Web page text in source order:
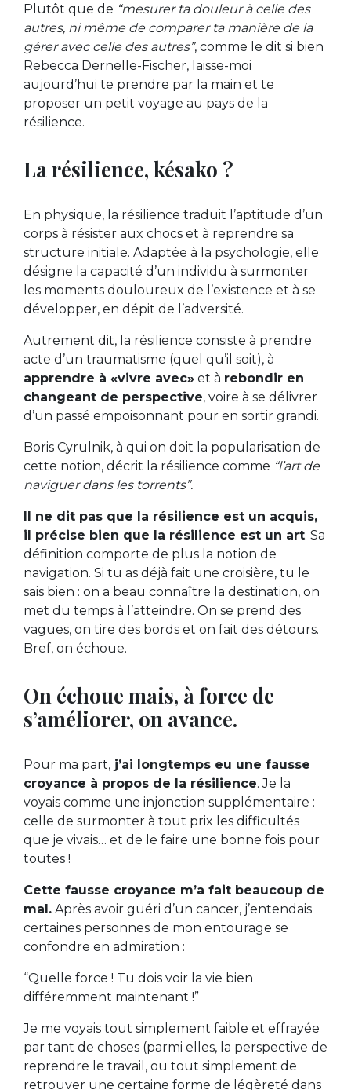
Plutôt que de “mesurer ta douleur à celle des
autres, ni même de comparer ta manière de la
gérer avec celle des autres”, comme le dit si bien
Rebecca Dernelle-Fischer, laisse-moi
aujourd’hui te prendre par la main et te
proposer un petit voyage au pays de la
résilience.
La résilience, késako ?
En physique, la résilience traduit l’aptitude d’un
corps à résister aux chocs et à reprendre sa
structure initiale. Adaptée à la psychologie, elle
désigne la capacité d’un individu à surmonter
les moments douloureux de l’existence et à se
développer, en dépit de l’adversité.
Autrement dit, la résilience consiste à prendre
acte d’un traumatisme (quel qu’il soit), à
apprendre à «vivre avec» et à rebondir en
changeant de perspective, voire à se délivrer
d’un passé empoisonnant pour en sortir grandi.
Boris Cyrulnik, à qui on doit la popularisation de
cette notion, décrit la résilience comme “l’art de
naviguer dans les torrents”.
Il ne dit pas que la résilience est un acquis,
il précise bien que la résilience est un art. Sa
définition comporte de plus la notion de
navigation. Si tu as déjà fait une croisière, tu le
sais bien : on a beau connaître la destination, on
met du temps à l’atteindre. On se prend des
vagues, on tire des bords et on fait des détours.
Bref, on échoue.
On échoue mais, à force de
s’améliorer, on avance.
Pour ma part, j’ai longtemps eu une fausse
croyance à propos de la résilience. Je la
voyais comme une injonction supplémentaire :
celle de surmonter à tout prix les difficultés
que je vivais… et de le faire une bonne fois pour
toutes !
Cette fausse croyance m’a fait beaucoup de
mal. Après avoir guéri d’un cancer, j’entendais
certaines personnes de mon entourage se
confondre en admiration :
“Quelle force ! Tu dois voir la vie bien
différemment maintenant !”
Je me voyais tout simplement faible et effrayée
par tant de choses (parmi elles, la perspective de
reprendre le travail, ou tout simplement de
retrouver une certaine forme de légèreté dans